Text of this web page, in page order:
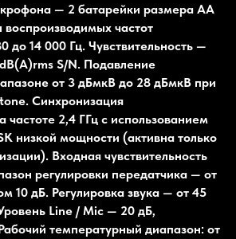
— 2 батарейки размера АА
воспроизводимых частот
до 14 000 Гц. Чувствительность —
S/N. Подавление
от 3 дБмкВ до 28 дБмкВ при
Синхронизация
частоте 2,4 ГГц с использованием
низкой мощности (активна только
Входная чувствительность
регулировки передатчика — от
10 дБ. Регулировка звука — от 45
Line / Mic — 20 дБ,
температурный диапазон: от